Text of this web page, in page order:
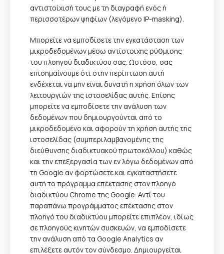
αντιστοίχισή τους με τη διαγραφή ενός ή
περισσοτέρων ψηφίων (λεγόμενο IP-masking).
Μπορείτε να εμποδίσετε την εγκατάσταση των
μικροδεδομένων μέσω αντίστοιχης ρύθμισης
του πλοηγού διαδικτύου σας. Ωστόσο, σας
επισημαίνουμε ότι στην περίπτωση αυτή
ενδέχεται να μην είναι δυνατή η χρήση όλων των
λειτουργιών της ιστοσελίδας αυτής. Επίσης
μπορείτε να εμποδίσετε την ανάλυση των
δεδομένων που δημιουργούνται από το
μικροδεδομένο και αφορούν τη χρήση αυτής της
ιστοσελίδας (συμπεριλαμβανομένης της
διεύθυνσης διαδικτυακού πρωτοκόλλου) καθώς
και την επεξεργασία των εν λόγω δεδομένων από
τη Google αν φορτώσετε και εγκαταστήσετε
αυτή τo πρόγραμμα επέκτασης στον πλοηγό
διαδικτύου Chrome της Google. Αντί του
παραπάνω προγράμματος επέκτασης στον
πλοηγό του διαδικτύου μπορείτε επιπλέον, ιδίως
σε πλοηγούς κινητών συσκευών, να εμποδίσετε
την ανάλυση από τα Google Analytics αν
επιλέξετε αυτόν τον σύνδεσμο. Δημιουργείται